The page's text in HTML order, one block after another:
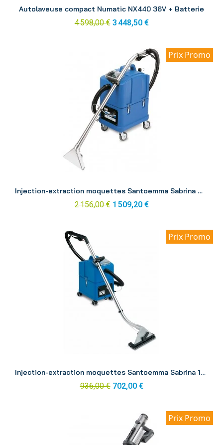
Autolaveuse compact Numatic NX440 36V + Batterie
4 598,00 € 3 448,50 €
Prix Promo
Injection-extraction moquettes Santoemma Sabrina Maxi 30L
2 156,00 € 1 509,20 €
Prix Promo
Injection-extraction moquettes Santoemma Sabrina 15L
936,00 € 702,00 €
Prix Promo